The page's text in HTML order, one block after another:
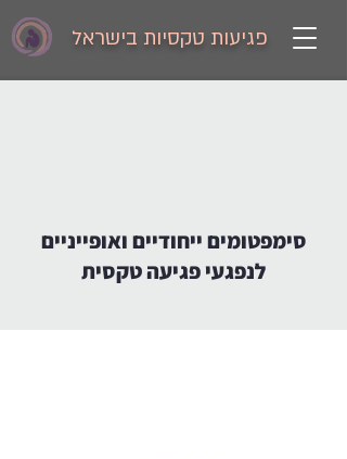
פגיעות טקסיות בישראל
סימפטומים ייחודיים ואופייניים
לנפגעי פגיעה טקסית